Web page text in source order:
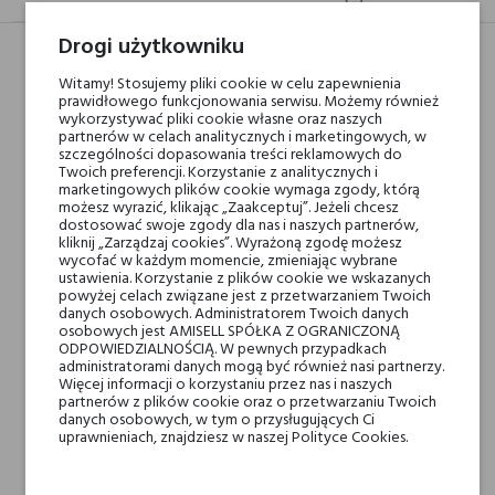
Nuty głowy
Kwiat moreli, Kwiat
brzoskwini, Czarny
pieprz, Róża, Neroli i
Czarna porzeczka
Nuty serca
Irys, Drzewo tekowe,
Włoski fiołek, Cedr,
Szafran, Kwiat
brzoskwini, Magnolia i
Konwalia
Nuty bazy
Dąb, Brzoza, Kadzidło,
Heban, Australijskie
drzewo sandałowe,
Drogi użytkowniku
Witamy! Stosujemy pliki cookie w celu zapewnienia
prawidłowego funkcjonowania serwisu. Możemy również
wykorzystywać pliki cookie własne oraz naszych
partnerów w celach analitycznych i marketingowych, w
szczególności dopasowania treści reklamowych do
Twoich preferencji. Korzystanie z analitycznych i
marketingowych plików cookie wymaga zgody, którą
możesz wyrazić, klikając „Zaakceptuj”. Jeżeli chcesz
dostosować swoje zgody dla nas i naszych partnerów,
kliknij „Zarządzaj cookies”. Wyrażoną zgodę możesz
wycofać w każdym momencie, zmieniając wybrane
ustawienia. Korzystanie z plików cookie we wskazanych
powyżej celach związane jest z przetwarzaniem Twoich
danych osobowych. Administratorem Twoich danych
osobowych jest AMISELL SPÓŁKA Z OGRANICZONĄ
ODPOWIEDZIALNOŚCIĄ. W pewnych przypadkach
administratorami danych mogą być również nasi partnerzy.
Więcej informacji o korzystaniu przez nas i naszych
partnerów z plików cookie oraz o przetwarzaniu Twoich
danych osobowych, w tym o przysługujących Ci
uprawnieniach, znajdziesz w naszej Polityce Cookies.